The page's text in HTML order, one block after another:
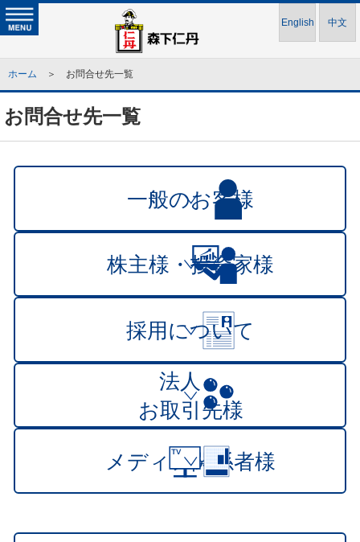
English 中文
ホーム ＞ お問合せ先一覧
お問合せ先一覧
一般のお客様
株主様・投資家様
採用について
法人・
お取引先様
メディア関係者様